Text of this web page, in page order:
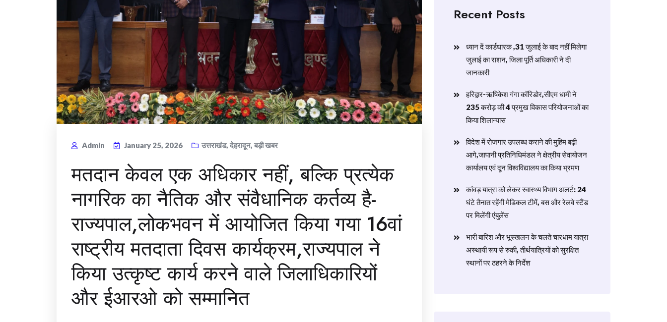
Admin January 25, 2026 उत्तराखंड, देहरादून, बड़ी खबर
मतदान केवल एक अधिकार नहीं, बल्कि प्रत्येक
नागरिक का नैतिक और संवैधानिक कर्तव्य है-
राज्यपाल,लोकभवन में आयोजित किया गया 16वां
राष्ट्रीय मतदाता दिवस कार्यक्रम,राज्यपाल ने
किया उत्कृष्ट कार्य करने वाले जिलाधिकारियों
और ईआरओ को सम्मानित
Recent Posts
ध्यान दें कार्डधारक ,31 जुलाई के बाद नहीं मिलेगा
जुलाई का राशन, जिला पूर्ति अधिकारी ने दी
जानकारी
हरिद्वार-ऋषिकेश गंगा कॉरिडोर,सीएम धामी ने
235 करोड़ की 4 प्रमुख विकास परियोजनाओं का
किया शिलान्यास
विदेश में रोजगार उपलब्ध कराने की मुहिम बढ़ी
आगे,जापानी प्रतिनिधिमंडल ने क्षेत्रीय सेवायोजन
कार्यालय एवं दून विश्वविद्यालय का किया भ्रमण
​कांवड़ यात्रा को लेकर स्वास्थ्य विभाग अलर्ट: 24
घंटे तैनात रहेंगी मेडिकल टीमें, बस और रेलवे स्टैंड
पर मिलेंगी एंबुलेंस
​भारी बारिश और भूस्खलन के चलते चारधाम यात्रा
अस्थायी रूप से रुकी, तीर्थयात्रियों को सुरक्षित
स्थानों पर ठहरने के निर्देश